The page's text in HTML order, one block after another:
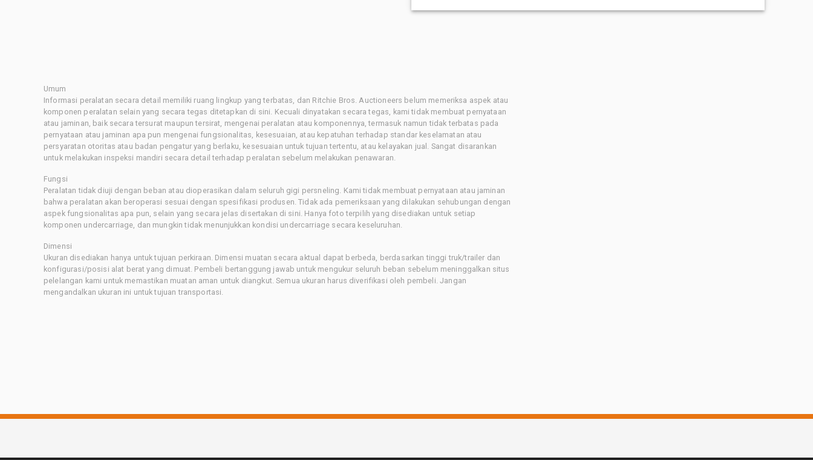
Umum
Informasi peralatan secara detail memiliki ruang lingkup yang terbatas, dan Ritchie Bros. Auctioneers belum memeriksa aspek atau
komponen peralatan selain yang secara tegas ditetapkan di sini. Kecuali dinyatakan secara tegas, kami tidak membuat pernyataan
atau jaminan, baik secara tersurat maupun tersirat, mengenai peralatan atau komponennya, termasuk namun tidak terbatas pada
pernyataan atau jaminan apa pun mengenai fungsionalitas, kesesuaian, atau kepatuhan terhadap standar keselamatan atau
persyaratan otoritas atau badan pengatur yang berlaku, kesesuaian untuk tujuan tertentu, atau kelayakan jual. Sangat disarankan
untuk melakukan inspeksi mandiri secara detail terhadap peralatan sebelum melakukan penawaran.
Fungsi
Peralatan tidak diuji dengan beban atau dioperasikan dalam seluruh gigi persneling. Kami tidak membuat pernyataan atau jaminan
bahwa peralatan akan beroperasi sesuai dengan spesifikasi produsen. Tidak ada pemeriksaan yang dilakukan sehubungan dengan
aspek fungsionalitas apa pun, selain yang secara jelas disertakan di sini. Hanya foto terpilih yang disediakan untuk setiap
komponen undercarriage, dan mungkin tidak menunjukkan kondisi undercarriage secara keseluruhan.
Dimensi
Ukuran disediakan hanya untuk tujuan perkiraan. Dimensi muatan secara aktual dapat berbeda, berdasarkan tinggi truk/trailer dan
konfigurasi/posisi alat berat yang dimuat. Pembeli bertanggung jawab untuk mengukur seluruh beban sebelum meninggalkan situs
pelelangan kami untuk memastikan muatan aman untuk diangkut. Semua ukuran harus diverifikasi oleh pembeli. Jangan
mengandalkan ukuran ini untuk tujuan transportasi.